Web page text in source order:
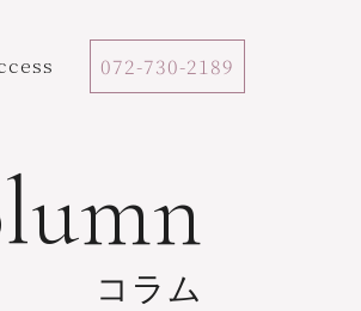
072-730-2189
コラム